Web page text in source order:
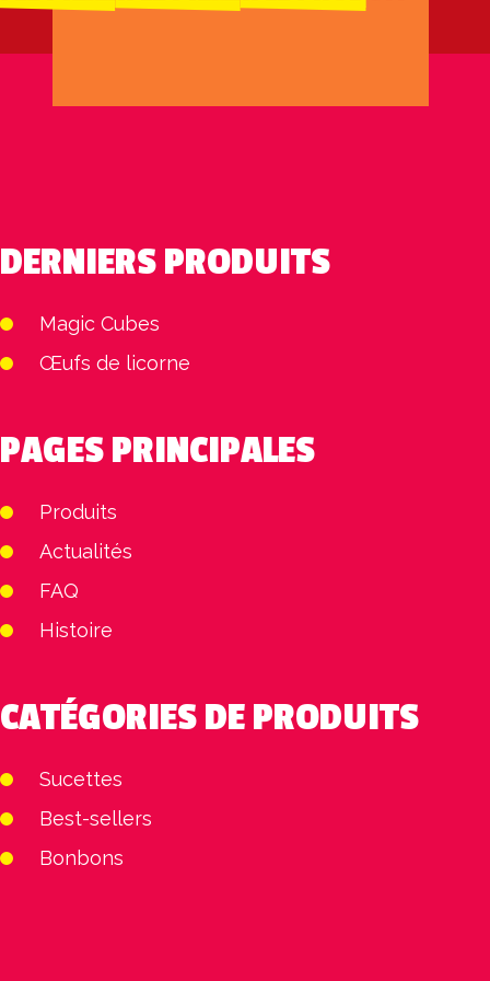
DERNIERS PRODUITS
Magic Cubes
Œufs de licorne
PAGES PRINCIPALES
Produits
Actualités
FAQ
Histoire
CATÉGORIES DE PRODUITS
Sucettes
Best-sellers
Bonbons